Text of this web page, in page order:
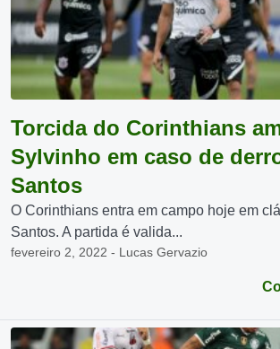
Torcida do Corinthians
Sylvinho em caso de
Santos
O Corinthians entra em campo hoje em
Santos. A partida é valida...
fevereiro 2, 2022 - Lucas Gervazio